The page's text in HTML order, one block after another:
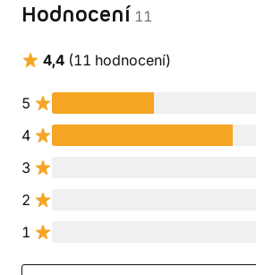
Hodnocení 11
4,4 (11 hodnocení)
5
4
3
2
1